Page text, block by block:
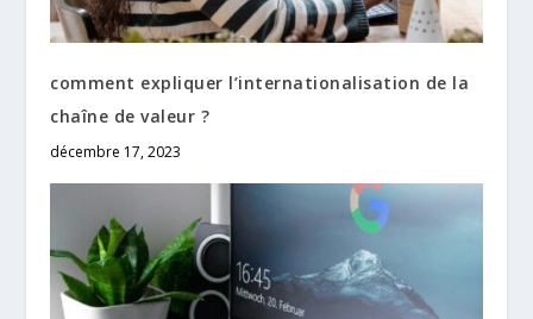
comment expliquer l’internationalisation de la
chaîne de valeur ?
décembre 17, 2023